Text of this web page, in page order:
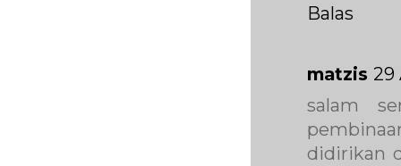
Balas
matzis 29
salam
didirikan